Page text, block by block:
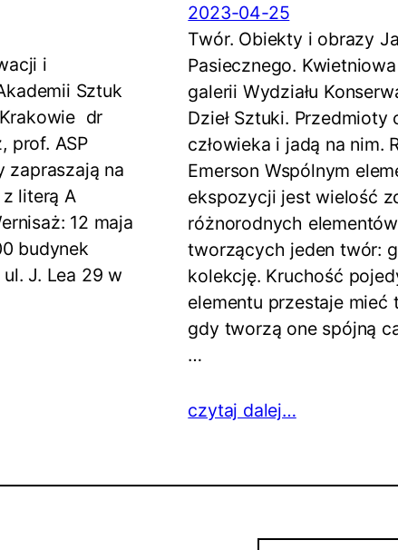
i
Sztuk
dr
prof. ASP
zapraszają na
literą A
12 maja
budynek
ul. J. Lea 29 w
2023-04-25
Twór. Obiekty i obrazy
Pasiecznego.
galerii Wydziału
Dzieł Sztuki. Przedmioty
człowieka i jadą na nim.
Emerson Wspólnym
ekspozycji jest wielość
różnorodnych
tworzących jeden twór:
kolekcję. Kruchość
elementu przestaje mieć
gdy tworzą one spójną
…
czytaj dalej…